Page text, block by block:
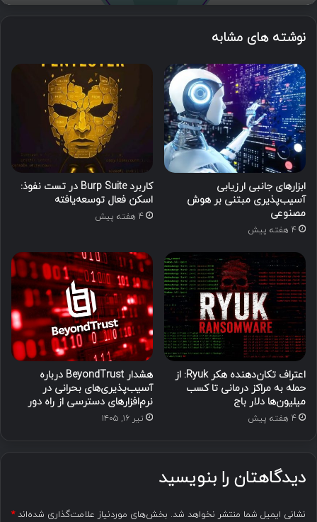
نوشته های مشابه
ابزارهای جانبی ارزیابی
آسیب‌پذیری مبتنی بر هوش
مصنوعی
4 هفته پیش
کاربرد Burp Suite در تست نفوذ:
اسکن فعال توسعه‌یافته
4 هفته پیش
اعتراف تکان‌دهنده هکر Ryuk: از
حمله به مراکز درمانی تا کسب
میلیون‌ها دلار باج
4 هفته پیش
هشدار BeyondTrust درباره
آسیب‌پذیری‌های بحرانی در
نرم‌افزارهای دسترسی از راه دور
تیر ۱۶, ۱۴۰۵
دیدگاهتان را بنویسید
نشانی ایمیل شما منتشر نخواهد شد. بخش‌های موردنیاز علامت‌گذاری شده‌اند*